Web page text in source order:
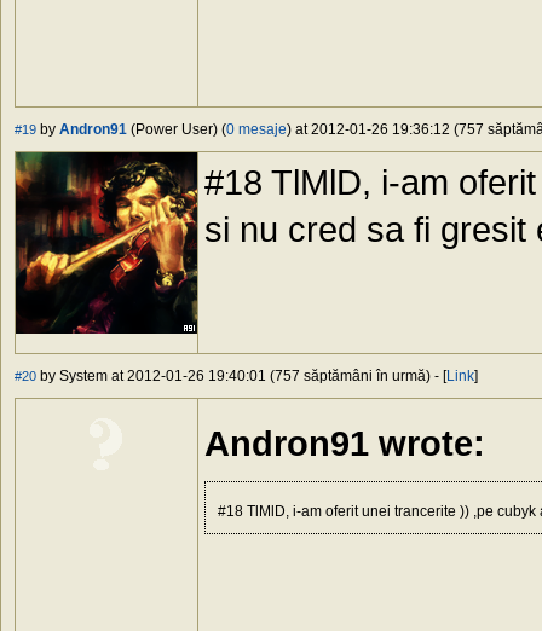
#19 by Andron91 (Power User) (0 mesaje) at 2012-01-26 19:36:12 (757
#18 TlMlD, i-am
si nu cred sa fi gresit
#20 by System at 2012-01-26 19:40:01 (757 săptămâni în urmă) - [Link]
Andron91 wrote:
#18 TlMlD, i-am oferit unei trancerite )) ,pe